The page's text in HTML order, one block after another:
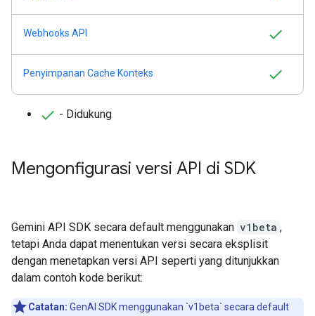
Webhooks API
Penyimpanan Cache Konteks
- Didukung
Mengonfigurasi versi API di SDK
Gemini API SDK secara default menggunakan v1beta ,
tetapi Anda dapat menentukan versi secara eksplisit
dengan menetapkan versi API seperti yang ditunjukkan
dalam contoh kode berikut:
Catatan: GenAI SDK menggunakan `v1beta` secara default